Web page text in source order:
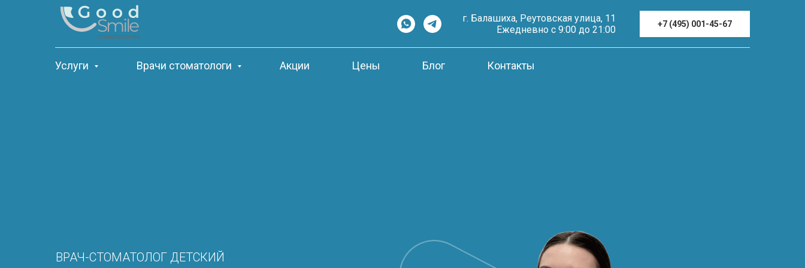
г. Балашиха, Реутовская улица, 11
Ежедневно с 9:00 до 21:00
+7 (495) 001-45-67
Услуги Врачи стоматологи Акции Цены Блог Контакты
ВРАЧ-СТОМАТОЛОГ ДЕТСКИЙ